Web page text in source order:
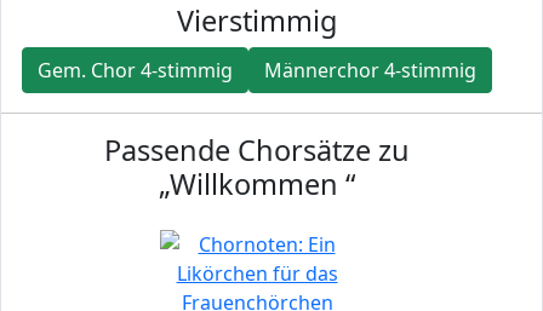
Vierstimmig
Gem. Chor 4-stimmig Männerchor 4-stimmig
Passende Chorsätze zu
„Willkommen “